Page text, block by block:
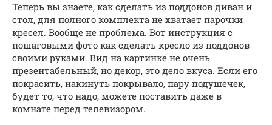
Теперь вы знаете, как сделать из поддонов диван и
стол, для полного комплекта не хватает парочки
кресел. Вообще не проблема. Вот инструкция с
пошаговыми фото как сделать кресло из поддонов
своими руками. Вид на картинке не очень
презентабельный, но декор, это дело вкуса. Если его
покрасить, накинуть покрывало, пару подушечек,
будет то, что надо, можете поставить даже в
комнате перед телевизором.